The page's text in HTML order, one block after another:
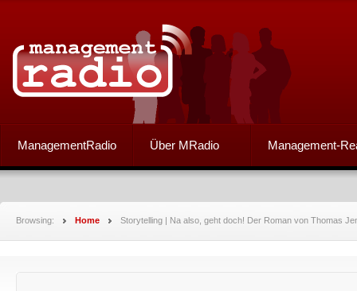
ManagementRadio Über MRadio Management-
Browsing: Home Storytelling | Na also, geht doch! Der Roman von Thomas